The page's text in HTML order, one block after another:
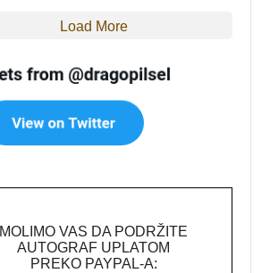
Load More
MOLIMO VAS DA PODRŽITE
AUTOGRAF UPLATOM
PREKO PAYPAL-A: